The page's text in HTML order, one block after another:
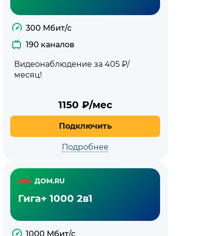
300 Мбит/с
190 каналов
Видеонаблюдение за 405 ₽/
месяц!
1150 ₽/мес
Подключить
Подробнее
ДОМ.RU
Гига+ 1000 2в1
1000 Мбит/с